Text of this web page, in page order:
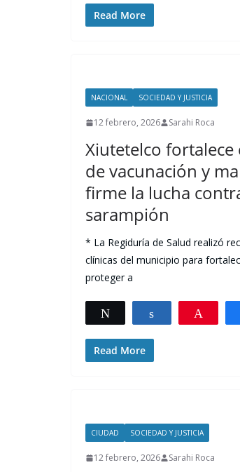
Read More
NACIONAL SOCIEDAD Y JUSTICIA
12 febrero, 2026 Sarahi Roca
Xiutetelco fortalece
de vacunación y
firme la lucha
sarampión
* La Regiduría de Salud realizó
clínicas del municipio para
proteger a
Read More
CIUDAD SOCIEDAD Y JUSTICIA
12 febrero, 2026 Sarahi Roca